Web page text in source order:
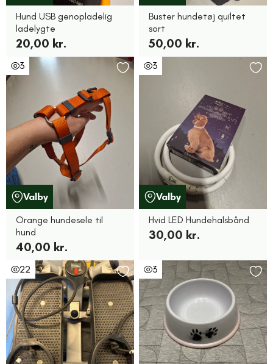
Hund USB genopladelig
ladelygte
20,00 kr.
Buster hundetøj quiltet
sort
50,00 kr.
3
Valby
Orange hundesele til
hund
40,00 kr.
3
Valby
Hvid LED Hundehalsbånd
30,00 kr.
22 3